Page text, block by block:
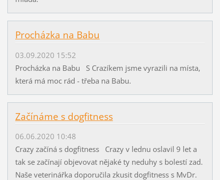
Procházka na Babu
03.09.2020 15:52
Procházka na Babu S Crazíkem jsme vyrazili na místa,
která má moc rád - třeba na Babu.
Začínáme s dogfitness
06.06.2020 10:48
Crazy začíná s dogfitness Crazy v lednu oslavil 9 let a
tak se začínají objevovat nějaké ty neduhy s bolestí zad.
Naše veterinářka doporučila zkusit dogfitness s MvDr.